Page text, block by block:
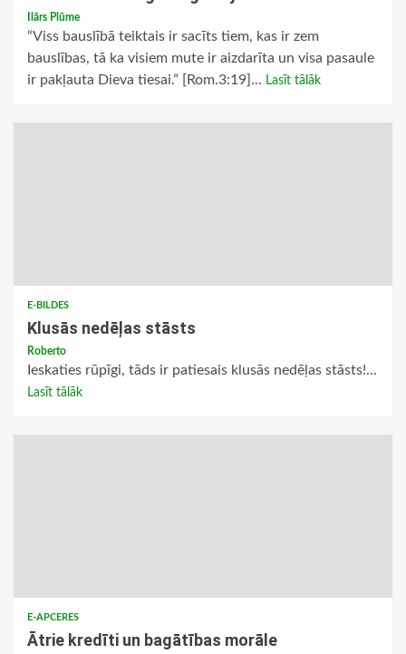
Ilārs Plūme
“Viss bauslībā teiktais ir sacīts tiem, kas ir zem
bauslības, tā ka visiem mute ir aizdarīta un visa pasaule
ir pakļauta Dieva tiesai.” [Rom.3:19]... Lasīt tālāk
E-BILDES
Klusās nedēļas stāsts
Roberto
Ieskaties rūpīgi, tāds ir patiesais klusās nedēļas stāsts!...
Lasīt tālāk
E-APCERES
Ātrie kredīti un bagātības morāle